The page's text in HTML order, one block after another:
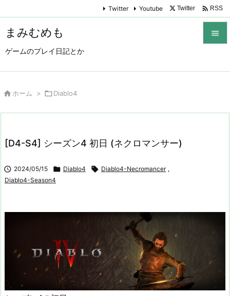
まみむめも
ゲームのプレイ日記とか

Twitter Youtube Twitter  RSS
 ホーム > Diablo4
[D4-S4] シーズン4 初日 (ネクロマンサー)
 2024/05/15  Diablo4  Diablo4-Necromancer ,
Diablo4-Season4